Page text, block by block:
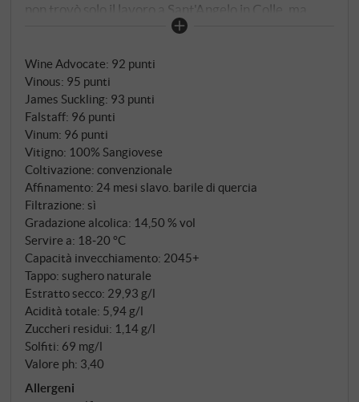
non trovò solo il lavoro a Sant'Angelo in Colle, ma
anche il lavoro della sua vita. Per oltre quarant'anni,
dato forma a uno degli indirizzi più famosi della
denominazione – ed è tuttora considerato uno dei
padri fondatori del Brunello moderno. Selezionò i
propri cloni di Sangiovese, stabilì nuovi standard
qualitativi e divenne un modello per un'intera
generazione. Nel 1980, alla fine di quest'epoca,
acquistò il Podere Pian di Conte – un'antica tenuta
con una torre rotonda che domina la Val d'Orcia – e
iniziò a produrre il suo Brunello. Pierluigi morì nel
1999. Da allora, il nipote Riccardo gestisce l'azienda
con la stessa tenacia, con la consulenza di Carlo
Ferrini e con la consapevolezza che questi terreni,
composti da terriccio sabbioso, argilla e galestro,
hanno qualcosa di speciale.
Wine Advocate: 92 punti
Vinous: 95 punti
James Suckling: 93 punti
Falstaff: 96 punti
Vinum: 96 punti
Vitigno: 100% Sangiovese
Coltivazione: convenzionale
Affinamento: 24 mesi slavo. barile di quercia
Filtrazione: sì
Gradazione alcolica: 14,50 % vol
Servire a: 18‑20 °C
Capacità invecchiamento: 2045+
Tappo: sughero naturale
Estratto secco: 29,93 g/l
Acidità totale: 5,94 g/l
Zuccheri residui: 1,14 g/l
Solfiti: 69 mg/l
Valore ph: 3,40
Allergeni